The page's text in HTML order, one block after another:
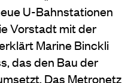
U-Bahnstationen
Vorstadt mit der
Marine Binckli
das den Bau der
Das Metronetz